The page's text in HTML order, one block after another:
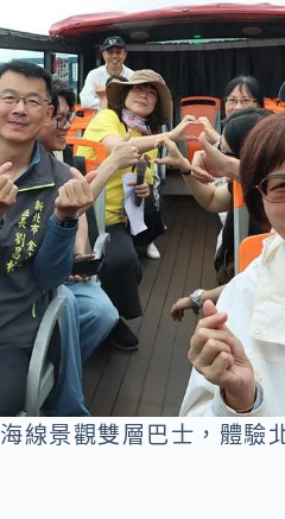
線景觀雙層巴士，體驗